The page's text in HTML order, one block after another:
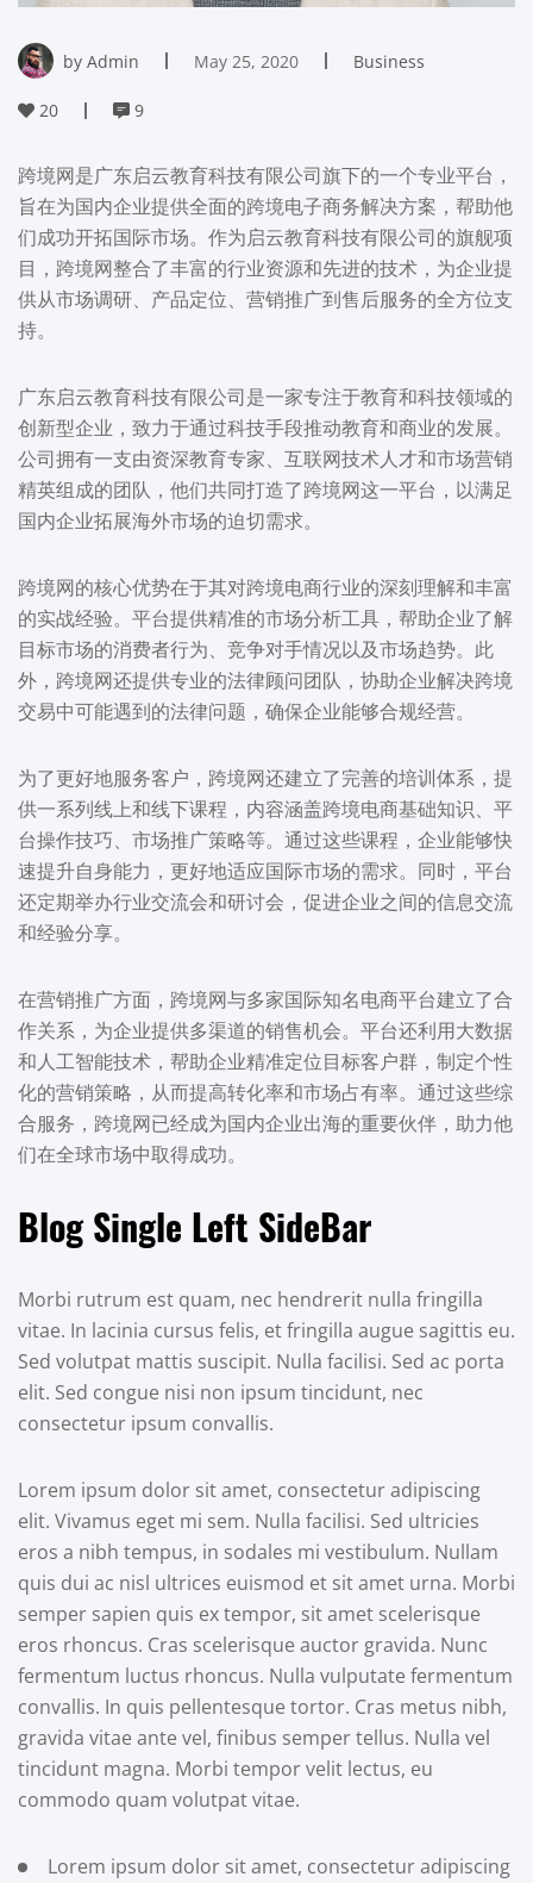
by Admin May 25, 2020 Business
20 9
跨境网是广东启云教育科技有限公司旗下的一个专业平台，
旨在为国内企业提供全面的跨境电子商务解决方案，帮助他
们成功开拓国际市场。作为启云教育科技有限公司的旗舰项
目，跨境网整合了丰富的行业资源和先进的技术，为企业提
供从市场调研、产品定位、营销推广到售后服务的全方位支
持。
广东启云教育科技有限公司是一家专注于教育和科技领域的
创新型企业，致力于通过科技手段推动教育和商业的发展。
公司拥有一支由资深教育专家、互联网技术人才和市场营销
精英组成的团队，他们共同打造了跨境网这一平台，以满足
国内企业拓展海外市场的迫切需求。
跨境网的核心优势在于其对跨境电商行业的深刻理解和丰富
的实战经验。平台提供精准的市场分析工具，帮助企业了解
目标市场的消费者行为、竞争对手情况以及市场趋势。此
外，跨境网还提供专业的法律顾问团队，协助企业解决跨境
交易中可能遇到的法律问题，确保企业能够合规经营。
为了更好地服务客户，跨境网还建立了完善的培训体系，提
供一系列线上和线下课程，内容涵盖跨境电商基础知识、平
台操作技巧、市场推广策略等。通过这些课程，企业能够快
速提升自身能力，更好地适应国际市场的需求。同时，平台
还定期举办行业交流会和研讨会，促进企业之间的信息交流
和经验分享。
在营销推广方面，跨境网与多家国际知名电商平台建立了合
作关系，为企业提供多渠道的销售机会。平台还利用大数据
和人工智能技术，帮助企业精准定位目标客户群，制定个性
化的营销策略，从而提高转化率和市场占有率。通过这些综
合服务，跨境网已经成为国内企业出海的重要伙伴，助力他
们在全球市场中取得成功。
Blog Single Left SideBar
Morbi rutrum est quam, nec hendrerit nulla fringilla
vitae. In lacinia cursus felis, et fringilla augue sagittis eu.
Sed volutpat mattis suscipit. Nulla facilisi. Sed ac porta
elit. Sed congue nisi non ipsum tincidunt, nec
consectetur ipsum convallis.
Lorem ipsum dolor sit amet, consectetur adipiscing
elit. Vivamus eget mi sem. Nulla facilisi. Sed ultricies
eros a nibh tempus, in sodales mi vestibulum. Nullam
quis dui ac nisl ultrices euismod et sit amet urna. Morbi
semper sapien quis ex tempor, sit amet scelerisque
eros rhoncus. Cras scelerisque auctor gravida. Nunc
fermentum luctus rhoncus. Nulla vulputate fermentum
convallis. In quis pellentesque tortor. Cras metus nibh,
gravida vitae ante vel, finibus semper tellus. Nulla vel
tincidunt magna. Morbi tempor velit lectus, eu
commodo quam volutpat vitae.
Lorem ipsum dolor sit amet, consectetur adipiscing